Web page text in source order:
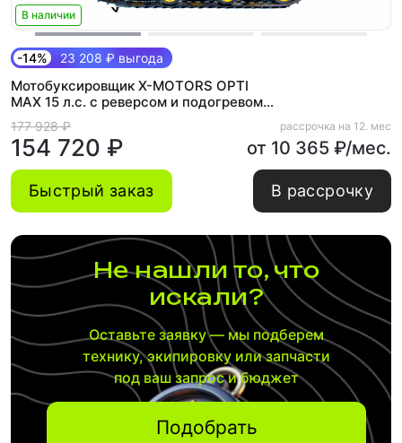
В наличии
-14% 23 208 ₽ выгода
Мотобуксировщик X-MOTORS OPTI
MAX 15 л.с. c реверсом и подогревом
ручек
177 928 ₽
154 720 ₽
рассрочка на 12. мес
от 10 365 ₽/мес.
Быстрый заказ В рассрочку
Не нашли то, что
искали?
Оставьте заявку — мы подберем
технику, экипировку или запчасти
под ваш запрос и бюджет
Подобрать